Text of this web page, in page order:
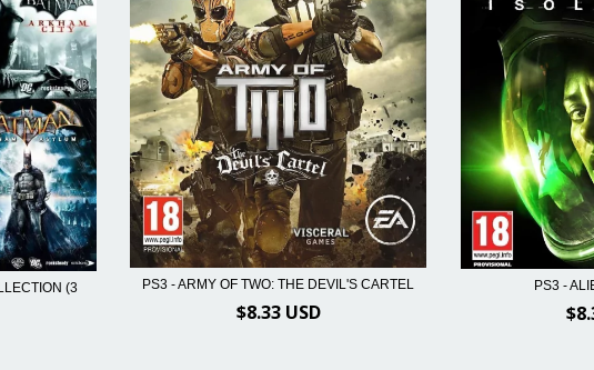
(3
PS3 - ARMY OF TWO: THE DEVIL'S CARTEL
$8.33 USD
PS3 -